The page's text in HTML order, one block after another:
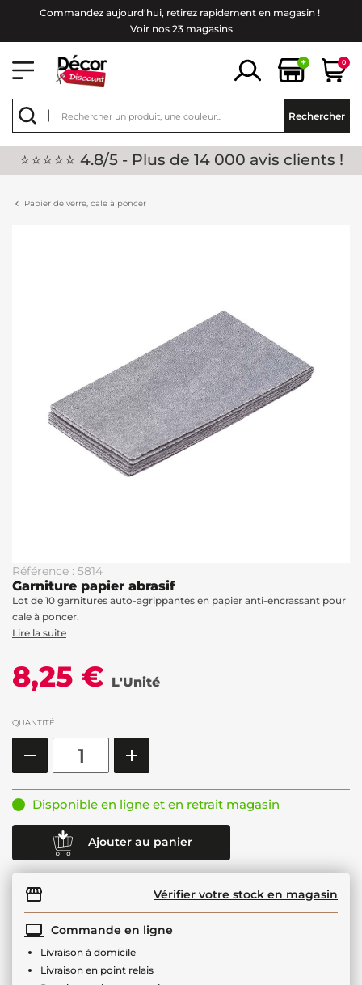
Commandez aujourd'hui, retirez rapidement en magasin !
Voir nos 23 magasins
+ 0
Rechercher
⭐⭐⭐⭐⭐ 4.8/5 - Plus de 14 000 avis clients !
Papier de verre, cale à poncer
Référence : 5814
Garniture papier abrasif
Lot de 10 garnitures auto-agrippantes en papier anti-encrassant pour
cale à poncer.
Lire la suite
8,25 € L'Unité
QUANTITÉ
Disponible en ligne et en retrait magasin
Ajouter au panier
Vérifier votre stock en magasin
Commande en ligne
Livraison à domicile
Livraison en point relais